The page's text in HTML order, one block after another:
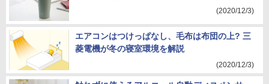
(2020/12/3)
エアコンはつけっぱなし、毛布は布団の上? 三
菱電機が冬の寝室環境を解説
(2020/12/3)